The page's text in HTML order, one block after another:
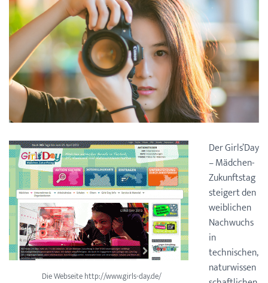
Die Webseite http://www.girls-day.de/
Der Girls’Day
– Mädchen-
Zukunftstag
steigert den
weiblichen
Nachwuchs
in
technischen,
naturwissen